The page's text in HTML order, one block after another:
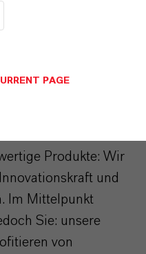
Produkte: Wir
und
Im Mittelpunkt
Sie: unsere
von
PAGE